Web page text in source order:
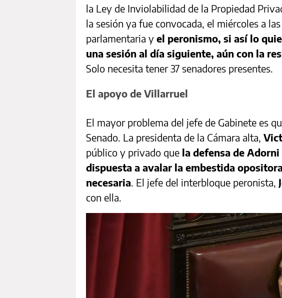
la Ley de Inviolabilidad de la Propiedad
la sesión ya fue convocada, el miércoles a
parlamentaria y el peronismo, si así lo
una sesión al día siguiente, aún con la
Solo necesita tener 37 senadores presentes.
El apoyo de Villarruel
El mayor problema del jefe de Gabinete es
Senado. La presidenta de la Cámara alta,
público y privado que la defensa de
dispuesta a avalar la embestida
necesaria. El jefe del interbloque peronista,
con ella.